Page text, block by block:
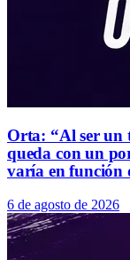
Orta: “Al ser un
queda con un
varía en función
6 de agosto de 2026